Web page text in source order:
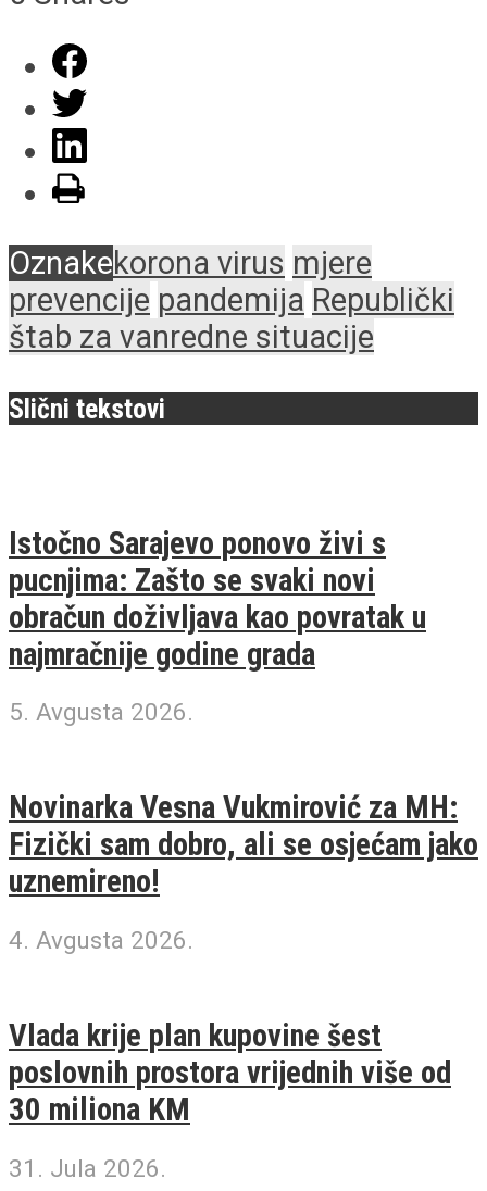
Oznakekorona virus mjere
prevencije pandemija Republički
štab za vanredne situacije
Slični tekstovi
Istočno Sarajevo ponovo živi s
pucnjima: Zašto se svaki novi
obračun doživljava kao povratak u
najmračnije godine grada
5. Avgusta 2026.
Novinarka Vesna Vukmirović za MH:
Fizički sam dobro, ali se osjećam jako
uznemireno!
4. Avgusta 2026.
Vlada krije plan kupovine šest
poslovnih prostora vrijednih više od
30 miliona KM
31. Jula 2026.